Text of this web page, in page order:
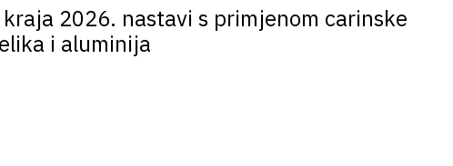
2026. nastavi s primjenom carinske
i aluminija